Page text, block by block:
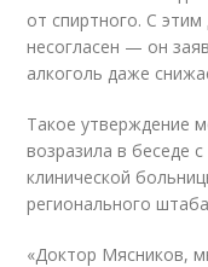
от спиртного. С
несогласен — он
алкоголь даже
Такое утверждение
возразила в беседе
клинической
регионального
«Доктор Мясников,